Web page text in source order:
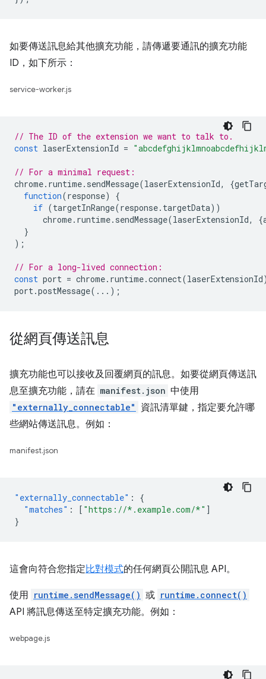
如要傳送訊息給其他擴充功能，請傳遞要通訊的擴充功能
ID，如下所示：
service-worker.js
// The ID of the extension we want to talk to.
const laserExtensionId =
// For a minimal request:
chrome. runtime. sendMessage(laserExtensionId, {
function(response)
{
if (targetInRange(response. targetData))
chrome. runtime. sendMessage(laserExtensionId, {
}
);
// For a long-lived connection:
const port = chrome. runtime.connect(laserExtensionId
port.postMessage(...);
從網頁傳送訊息
擴充功能也可以接收及回覆網頁的訊息。如要從網頁傳送訊
息至擴充功能，請在 manifest.json 中使用
"externally_connectable"
資訊清單鍵，指定要允許哪
些網站傳送訊息。例如：
manifest.json
"externally_connectable" :
{
"matches" : [ "https://*.example.com/*" ]
}
這會向符合您指定比對模式的任何網頁公開訊息 API。
使用 runtime.sendMessage() 或 runtime.connect()
API 將訊息傳送至特定擴充功能。例如：
webpage.js